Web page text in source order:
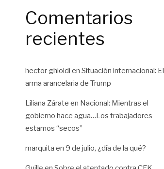
Comentarios
recientes
hector ghioldi en Situación internacional: El
arma arancelaria de Trump
Liliana Zárate en Nacional: Mientras el
gobierno hace agua…Los trabajadores
estamos “secos”
marquita en 9 de julio, ¿día de la qué?